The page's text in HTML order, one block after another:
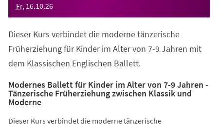
Fr, 16.10.26
Dieser Kurs verbindet die moderne tänzerische
Früherziehung für Kinder im Alter von 7-9 Jahren mit
dem Klassischen Englischen Ballett.
Modernes Ballett für Kinder im Alter von 7-9 Jahren -
Tänzerische Früherziehung zwischen Klassik und
Moderne
Dieser Kurs verbindet die moderne tänzerische